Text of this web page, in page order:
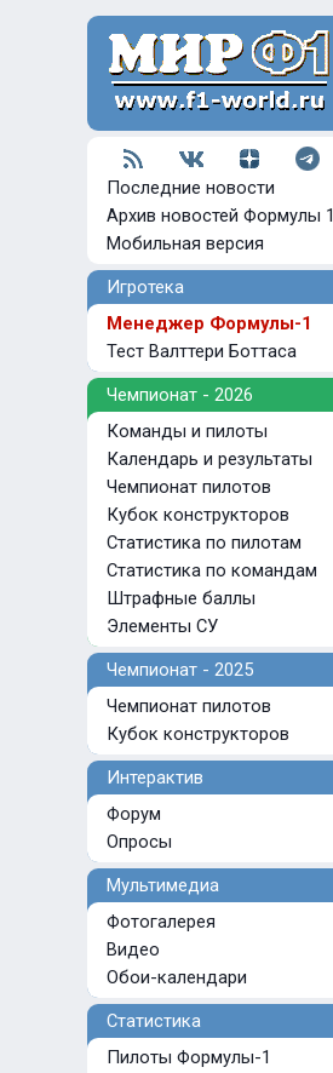
Последние новости
Архив новостей Формулы 1
Мобильная версия
Игротека
Менеджер Формулы-1
Тест Валттери Боттаса
Чемпионат - 2026
Команды и пилоты
Календарь и результаты
Чемпионат пилотов
Кубок конструкторов
Статистика по пилотам
Статистика по командам
Штрафные баллы
Элементы СУ
Чемпионат - 2025
Чемпионат пилотов
Кубок конструкторов
Интерактив
Форум
Опросы
Мультимедиа
Фотогалерея
Видео
Обои-календари
Статистика
Пилоты Формулы-1